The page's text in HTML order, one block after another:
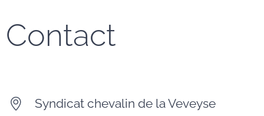
Contact
Syndicat chevalin de la Veveyse